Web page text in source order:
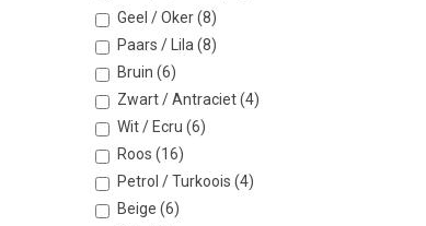
Geel / Oker (8)
Paars / Lila (8)
Bruin (6)
Zwart / Antraciet (4)
Wit / Ecru (6)
Roos (16)
Petrol / Turkoois (4)
Beige (6)